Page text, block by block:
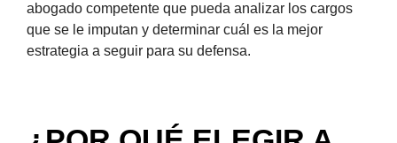
abogado competente que pueda analizar los cargos
que se le imputan y determinar cuál es la mejor
estrategia a seguir para su defensa.